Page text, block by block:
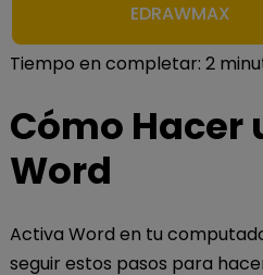
EDRAWMAX
Tiempo en completar: 2
Cómo Hacer
Word
Activa Word en tu
seguir estos pasos para